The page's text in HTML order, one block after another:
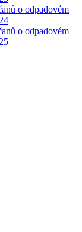
o odpadovém
o odpadovém